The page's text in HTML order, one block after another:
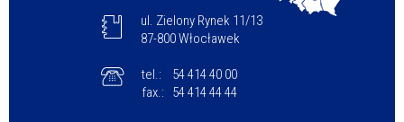
ul. Zielony Rynek 11/13
87-800 Włocławek
tel.:
54 414 40 00
fax.:
54 414 44 44